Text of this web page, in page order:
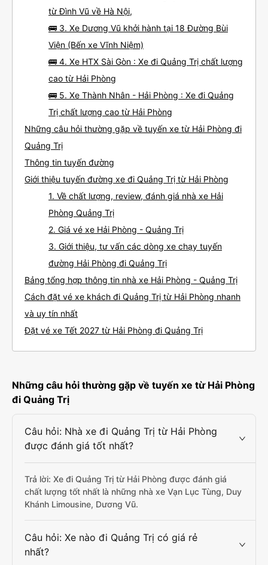
từ Đình Vũ về Hà Nội,
🚌 3. Xe Dương Vũ khởi hành tại 18 Đường Bùi
Viện (Bến xe Vĩnh Niệm)
🚌 4. Xe HTX Sài Gòn : Xe đi Quảng Trị chất lượng
cao từ Hải Phòng
🚌 5. Xe Thành Nhân - Hải Phòng : Xe đi Quảng
Trị chất lượng cao từ Hải Phòng
Những câu hỏi thường gặp về tuyến xe từ Hải Phòng đi
Quảng Trị
Thông tin tuyến đường
Giới thiệu tuyến đường xe đi Quảng Trị từ Hải Phòng
1. Về chất lượng, review, đánh giá nhà xe Hải
Phòng Quảng Trị
2. Giá vé xe Hải Phòng - Quảng Trị
3. Giới thiệu, tư vấn các dòng xe chạy tuyến
đường Hải Phòng đi Quảng Trị
Bảng tổng hợp thông tin nhà xe Hải Phòng - Quảng Trị
Cách đặt vé xe khách đi Quảng Trị từ Hải Phòng nhanh
và uy tín nhất
Đặt vé xe Tết 2027 từ Hải Phòng đi Quảng Trị
Những câu hỏi thường gặp về tuyến xe từ Hải Phòng
đi Quảng Trị
Câu hỏi: Nhà xe đi Quảng Trị từ Hải Phòng
được đánh giá tốt nhất?
Trả lời: Xe đi Quảng Trị từ Hải Phòng được đánh giá
chất lượng tốt nhất là những nhà xe Vạn Lục Tùng, Duy
Khánh Limousine, Dương Vũ.
Câu hỏi: Xe nào đi Quảng Trị có giá rẻ
nhất?